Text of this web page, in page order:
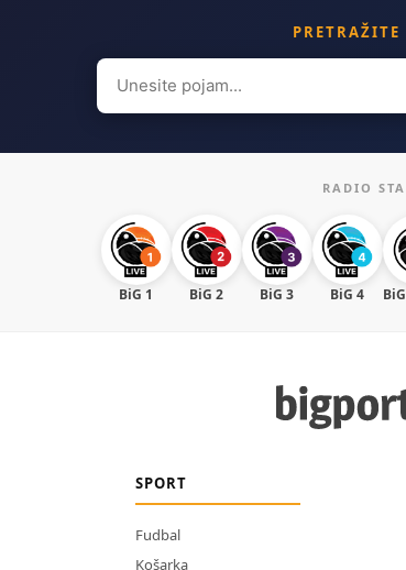
PRETRAŽITE
Search
for:
RADIO
BiG 1 BiG 2 BiG 3 BiG 4
SPORT
Fudbal
Košarka